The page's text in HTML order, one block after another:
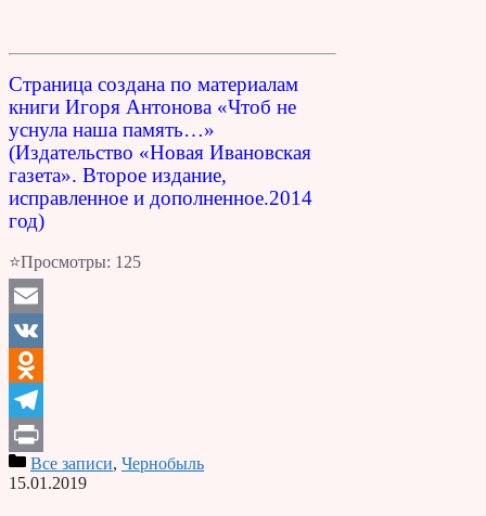
Страница создана по материалам
книги Игоря Антонова «Чтоб не
уснула наша память…»
(Издательство «Новая Ивановская
газета». Второе издание,
исправленное и дополненное.2014
год)
⭐Просмотры: 125
Email
VK
Odnoklassniki
Telegram
PrintВсе записи, Чернобыль
15.01.2019